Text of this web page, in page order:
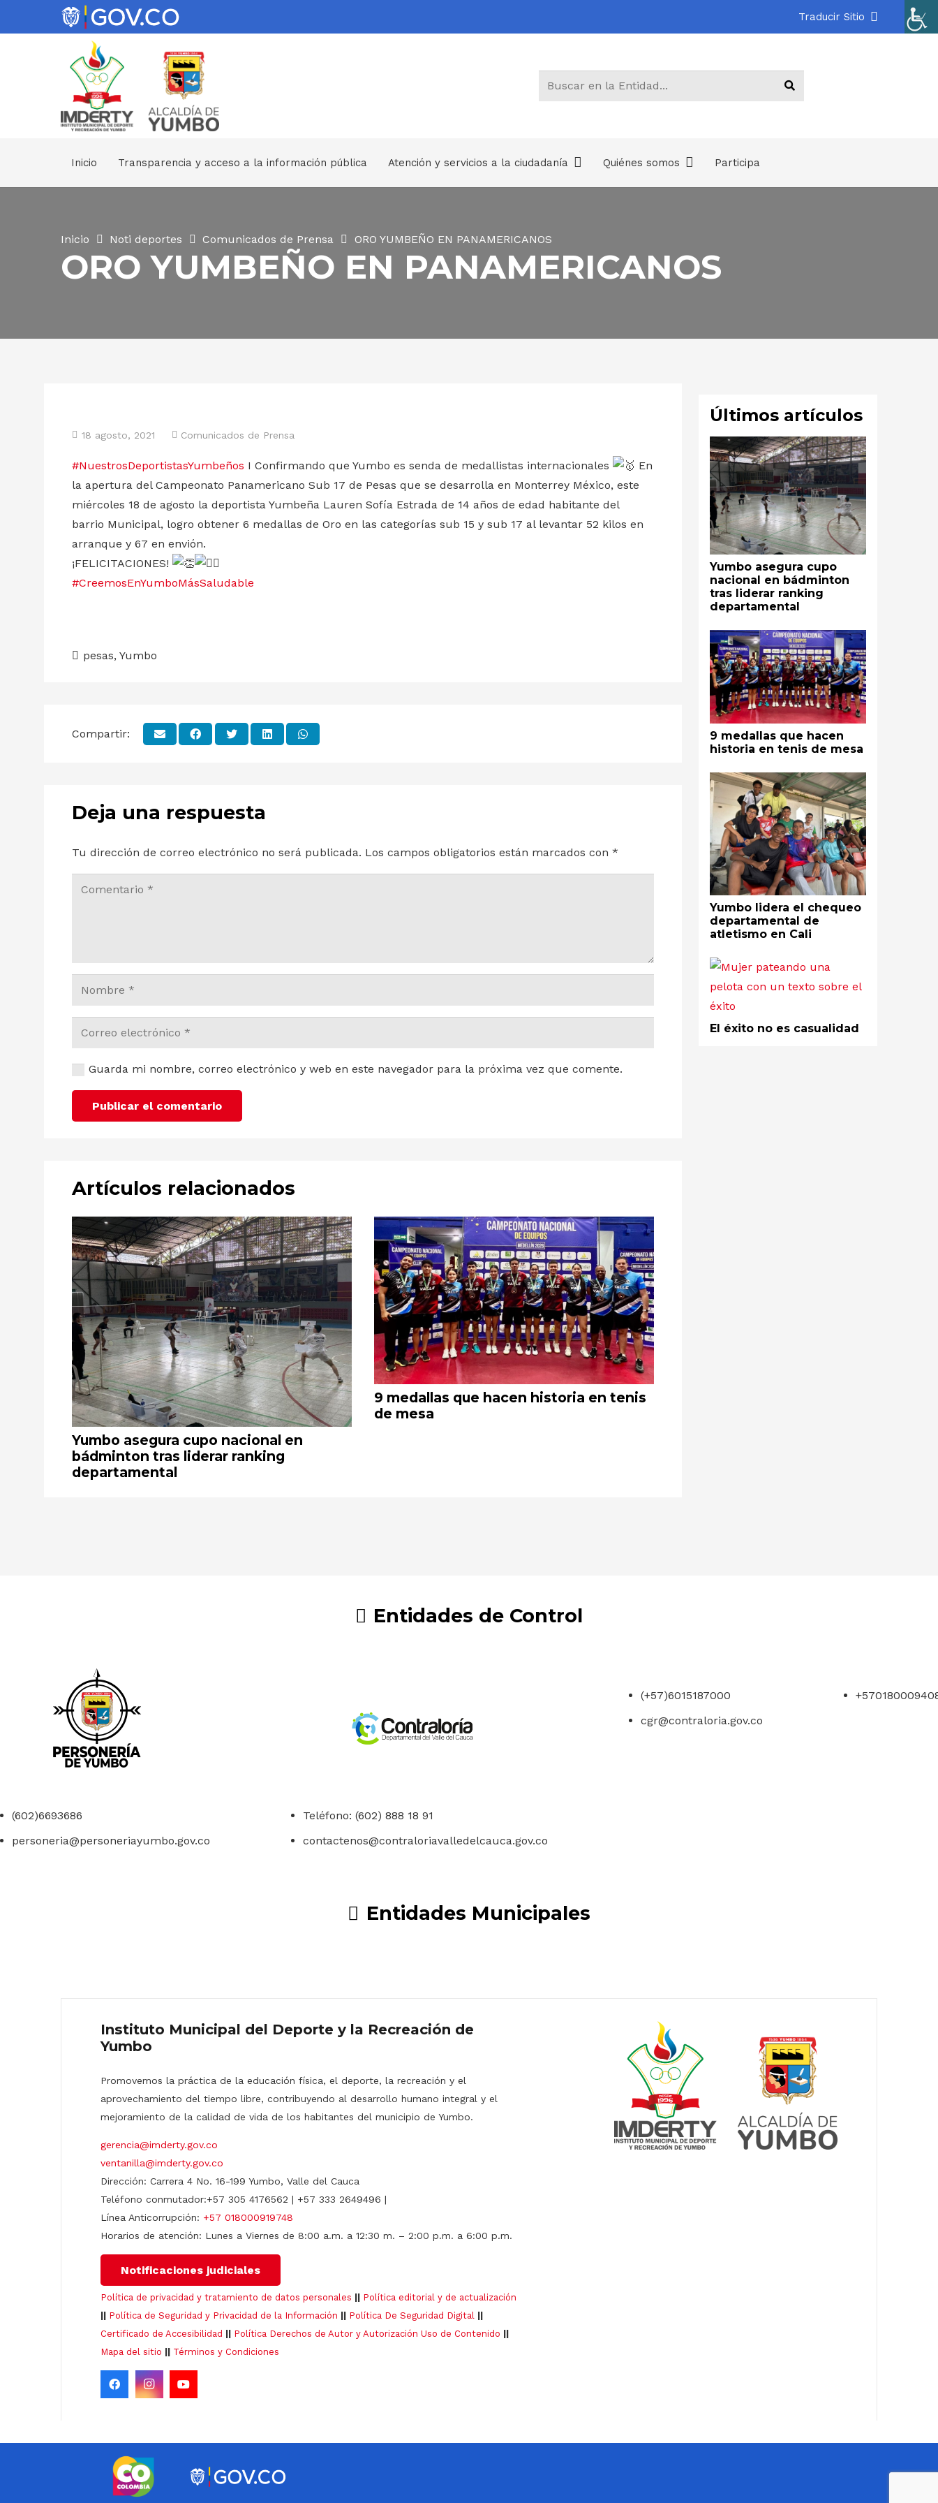
Traducir Sitio
Inicio Transparencia y acceso a la información pública Atención y servicios a la ciudadanía Quiénes somos Participa
Inicio Noti deportes Comunicados de Prensa ORO YUMBEÑO EN PANAMERICANOS
ORO YUMBEÑO EN PANAMERICANOS
18 agosto, 2021 Comunicados de Prensa
#NuestrosDeportistasYumbeños I Confirmando que Yumbo es senda de medallistas internacionales
En
la apertura del Campeonato Panamericano Sub 17 de Pesas que se desarrolla en Monterrey México, este
miércoles 18 de agosto la deportista Yumbeña Lauren Sofía Estrada de 14 años de edad habitante del
barrio Municipal, logro obtener 6 medallas de Oro en las categorías sub 15 y sub 17 al levantar 52 kilos en
arranque y 67 en envión.
¡FELICITACIONES!
#CreemosEnYumboMásSaludable
pesas,Yumbo
Compartir:
Deja una respuesta
Tu dirección de correo electrónico no será publicada. Los campos obligatorios están marcados con *
Guarda mi nombre, correo electrónico y web en este navegador para la próxima vez que comente.
Publicar el comentario
Artículos relacionados
Yumbo asegura cupo nacional en
bádminton tras liderar ranking
departamental
9 medallas que hacen historia en tenis
de mesa
Últimos artículos
Yumbo asegura cupo
nacional en bádminton
tras liderar ranking
departamental
9 medallas que hacen
historia en tenis de mesa
Yumbo lidera el chequeo
departamental de
atletismo en Cali
El éxito no es casualidad
Entidades de Control
(602)6693686
personeria@personeriayumbo.gov.co
Teléfono: (602) 888 18 91
contactenos@contraloriavalledelcauca.gov.co
(+57)6015187000
cgr@contraloria.gov.co
Entidades Municipales
Instituto Municipal del Deporte y la Recreación de
Yumbo
Promovemos la práctica de la educación física, el deporte, la recreación y el
aprovechamiento del tiempo libre, contribuyendo al desarrollo humano integral y el
mejoramiento de la calidad de vida de los habitantes del municipio de Yumbo.
gerencia@imderty.gov.co
ventanilla@imderty.gov.co
Dirección: Carrera 4 No. 16-199 Yumbo, Valle del Cauca
Teléfono conmutador:+57 305 4176562 | +57 333 2649496 |
Línea Anticorrupción: +57 018000919748
Horarios de atención: Lunes a Viernes de 8:00 a.m. a 12:30 m. – 2:00 p.m. a 6:00 p.m.
Notificaciones judiciales
Política de privacidad y tratamiento de datos personales
Política editorial y de actualización
Política de Seguridad y Privacidad de la Información Política De Seguridad Digital
Certificado de Accesibilidad
Política Derechos de Autor y Autorización Uso de Contenido
Mapa del sitio
Términos y Condiciones